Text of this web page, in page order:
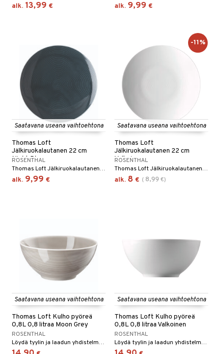
alk. 13,99 € alk. 9,99 €
Saatavana useana vaihtoehtona
Thomas Loft
Jälkiruokalautanen 22 cm
Night Blue
ROSENTHAL
Thomas Loft Jälkiruokalautanen 22 cm on tyylikäs ja ajaton lautanen, joka sopii täydellisesti suosikkijälkiruokiesi tarjoiluun.
alk. 9,99 €
Saatavana useana vaihtoehtona
Thomas Loft
Jälkiruokalautanen 22 cm
Valkoinen
ROSENTHAL
Thomas Loft Jälkiruokalautanen 22 cm on tyylikäs ja ajaton lautanen, joka sopii täydellisesti suosikkijälkiruokiesi tarjoiluun.
alk. 8 € ( 8,99 €)
-11%
Saatavana useana vaihtoehtona
Thomas Loft Kulho pyöreä
0,8L 0,8 litraa Moon Grey
ROSENTHAL
Löydä tyylin ja laadun yhdistelmä Loft by Rosenthal Pyöreän kulhon avulla. Tämä kaunis kulho, jonka on suunnitellut Rosenthal ja valmistettu ensiluokkaisesta posliinista, on sekä toimiva että elegantti.
Saatavana useana vaihtoehtona
Thomas Loft Kulho pyöreä
0,8L 0,8 litraa Valkoinen
ROSENTHAL
Löydä tyylin ja laadun yhdistelmä Loft by Rosenthal Pyöreän kulhon avulla. Tämä kaunis kulho, jonka on suunnitellut Rosenthal ja valmistettu ensiluokkaisesta posliinista, on sekä toimiva että elegantti.